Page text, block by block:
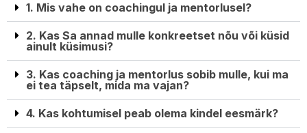
1. Mis vahe on coachingul ja mentorlusel?
2. Kas Sa annad mulle konkreetset nõu või küsid
ainult küsimusi?
3. Kas coaching ja mentorlus sobib mulle, kui ma
ei tea täpselt, mida ma vajan?
4. Kas kohtumisel peab olema kindel eesmärk?